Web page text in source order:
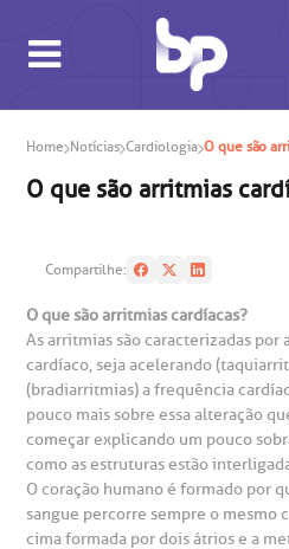
BUSCA
CONSULTAS E EXAMES
ATENDIMENTO 24H
CONHEÇA AS UNIDADES
INSTITUCIONAL
NOSSOS SERVIÇOS
INFORMAÇÕES ÚTEIS
ESPECIALIDADES
Home Notícias Cardiologia O que são
O que são arritmias
Compartilhe:
O que são arritmias cardíacas?
As arritmias são caracterizadas
cardíaco, seja acelerando
(bradiarritmias) a frequência
pouco mais sobre essa alteração
começar explicando um pouco
como as estruturas estão
O coração humano é formado por
sangue percorre sempre o mesmo
cima formada por dois átrios e a